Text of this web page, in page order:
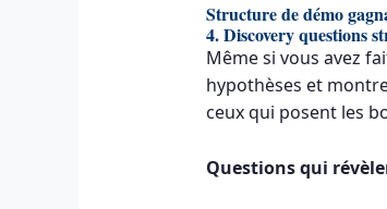
Structure de démo
4. Discovery questions
Même si vous avez
hypothèses et
ceux qui posent les
Questions qui